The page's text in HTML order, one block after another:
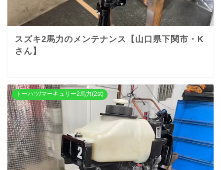
スズキ2馬力のメンテナンス【山口県下関市・K
さん】
トーハツ/マーキュリー2馬力(2st)